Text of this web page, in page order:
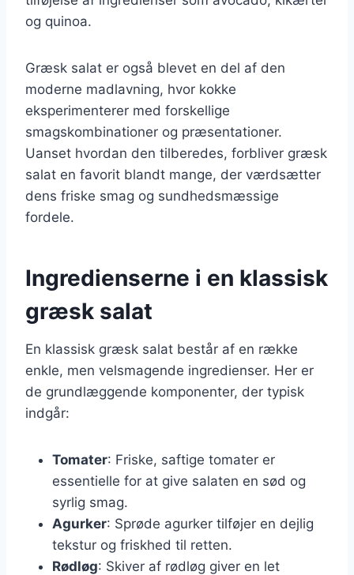
og quinoa.
Græsk salat er også blevet en del af den
moderne madlavning, hvor kokke
eksperimenterer med forskellige
smagskombinationer og præsentationer.
Uanset hvordan den tilberedes, forbliver græsk
salat en favorit blandt mange, der værdsætter
dens friske smag og sundhedsmæssige
fordele.
Ingredienserne i en klassisk
græsk salat
En klassisk græsk salat består af en række
enkle, men velsmagende ingredienser. Her er
de grundlæggende komponenter, der typisk
indgår:
Tomater: Friske, saftige tomater er
essentielle for at give salaten en sød og
syrlig smag.
Agurker: Sprøde agurker tilføjer en dejlig
tekstur og friskhed til retten.
Rødløg: Skiver af rødløg giver en let